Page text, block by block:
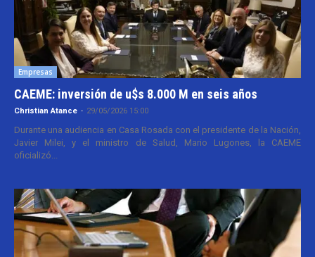
Empresas
CAEME: inversión de u$s 8.000 M en seis años
Christian Atance - 29/05/2026 15:00
Durante una audiencia en Casa Rosada con el presidente de la Nación,
Javier Milei, y el ministro de Salud, Mario Lugones, la CAEME
oficializó...